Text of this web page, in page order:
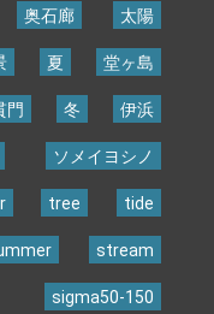
奥石廊 太陽
夏 堂ヶ島
門 冬 伊浜
ソメイヨシノ
tree tide
stream
sigma50-150